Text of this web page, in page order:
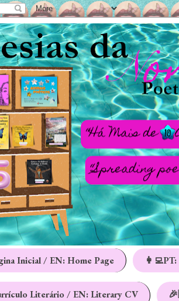
Inicial / EN: Home Page
Literário / EN: Literary CV